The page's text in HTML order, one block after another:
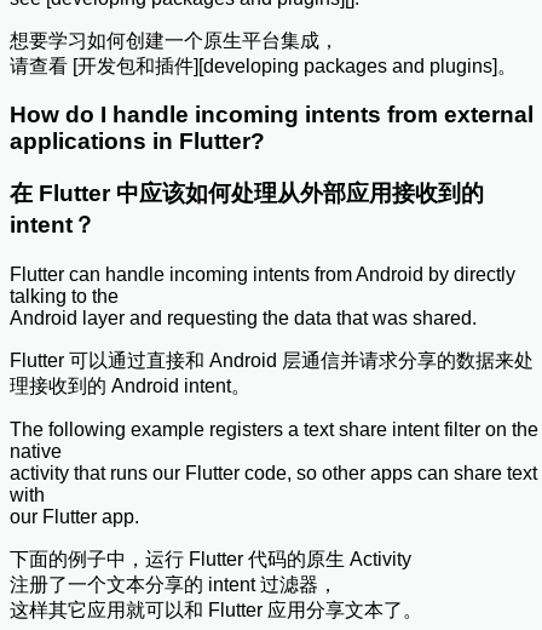
想要学习如何创建一个原生平台集成，
请查看 [开发包和插件][developing packages and plugins]。
How do I handle incoming intents from external
applications in Flutter?
在 Flutter 中应该如何处理从外部应用接收到的
intent？
Flutter can handle incoming intents from Android by directly
talking to the
Android layer and requesting the data that was shared.
Flutter 可以通过直接和 Android 层通信并请求分享的数据来处
理接收到的 Android intent。
The following example registers a text share intent filter on the
native
activity that runs our Flutter code, so other apps can share text
with
our Flutter app.
下面的例子中，运行 Flutter 代码的原生 Activity
注册了一个文本分享的 intent 过滤器，
这样其它应用就可以和 Flutter 应用分享文本了。